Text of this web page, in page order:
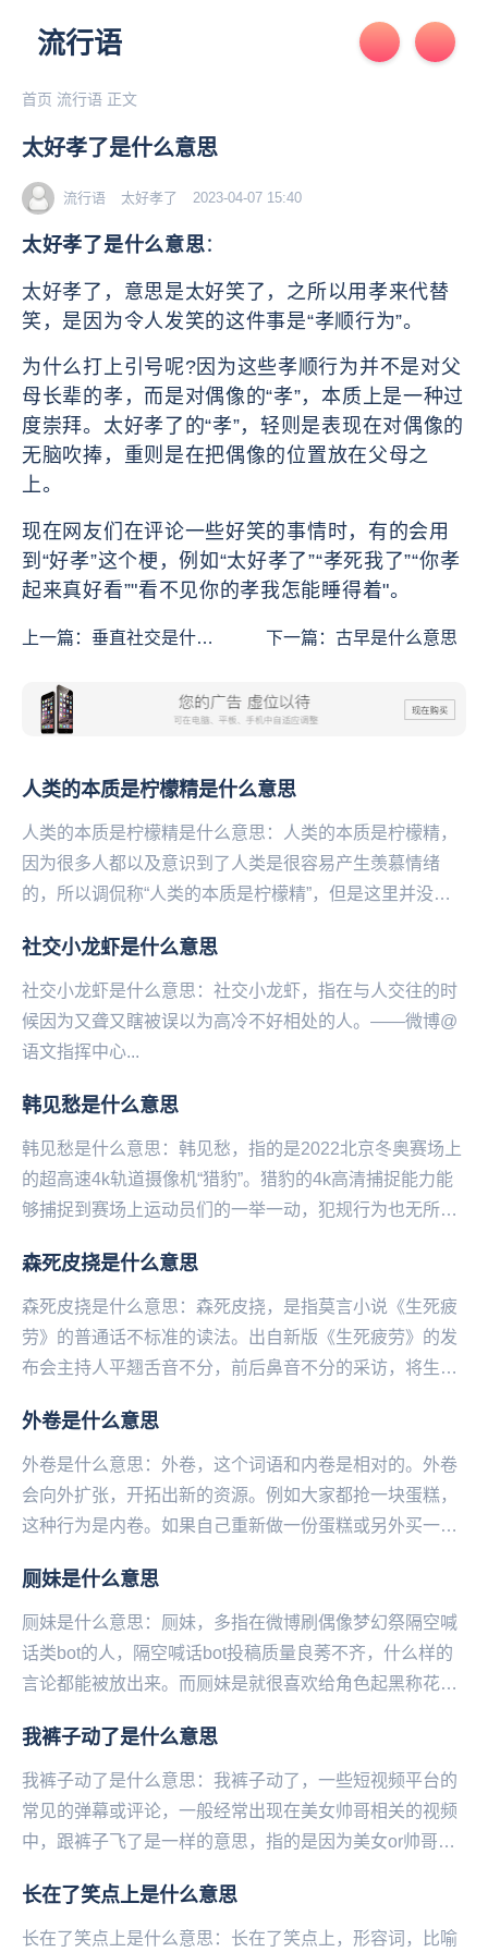
流行语
首页 流行语 正文
太好孝了是什么意思
流行语 太好孝了 2023-04-07 15:40
太好孝了是什么意思：
太好孝了，意思是太好笑了，之所以用孝来代替
笑，是因为令人发笑的这件事是“孝顺行为”。
为什么打上引号呢?因为这些孝顺行为并不是对父
母长辈的孝，而是对偶像的“孝”，本质上是一种过
度崇拜。太好孝了的“孝”，轻则是表现在对偶像的
无脑吹捧，重则是在把偶像的位置放在父母之
上。
现在网友们在评论一些好笑的事情时，有的会用
到“好孝”这个梗，例如“太好孝了”“孝死我了”“你孝
起来真好看”"看不见你的孝我怎能睡得着"。
上一篇： 垂直社交是什么
下一篇：古早是什么意思
人类的本质是柠檬精是什么意思
人类的本质是柠檬精是什么意思：人类的本质是柠檬精，
因为很多人都以及意识到了人类是很容易产生羡慕情绪
的，所以调侃称“人类的本质是柠檬精”，但是这里并没有
精...
社交小龙虾是什么意思
社交小龙虾是什么意思：社交小龙虾，指在与人交往的时
候因为又聋又瞎被误以为高冷不好相处的人。——微博@
语文指挥中心...
韩见愁是什么意思
韩见愁是什么意思：韩见愁，指的是2022北京冬‌‌‌‌‌‌‌‌‌‌‌‌奥赛场上
的超高速4k轨道摄像机“猎豹”。猎豹的4k高清捕捉能力能
够捕捉到赛场上运动员们的一举一动，犯规行为也无所遁
森死皮挠是什么意思
森死皮挠是什么意思：森死皮挠，是指莫言小说《生死疲
劳》的普通话不标准的读法。出自新版《生死疲劳》的发
布会主持人平翘舌音不分，前后鼻音不分的采访，将生死
学...
外卷是什么意思
外卷是什么意思：外卷，这个词语和内卷是相对的。外卷
会向外扩张，开拓出新的资源。例如大家都抢一块蛋糕，
这种行为是内卷。如果自己重新做一份蛋糕或另外买一
厕妹是什么意思
厕妹是什么意思：厕妹，多指在微博刷偶像梦幻祭隔空喊
话类bot的人，隔空喊话bot投稿质量良莠不齐，什么样的
言论都能被放出来。而厕妹是就很喜欢给‌‌‌‌‌‌‌角色起黑称花名
我裤子动了是什么意思
我裤子动了是什么意思：我裤子动了，一些短视频平台的
常见的弹幕或评论，一‌‌‌‌‌‌‌‌‌‌‌般经常出现在美女帅哥相关的视频
中，跟裤子飞了是一样的意思，指的是因为美女or帅哥太
长在了笑点上是什么意思
长在了笑点上是什么意思：长在了笑点上，形容词，比喻